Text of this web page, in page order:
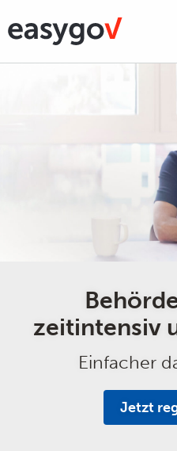
zeitintensiv
Einfacher
Jetzt